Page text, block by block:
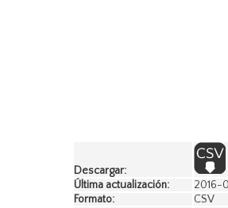
Descargar:
Última actualización:
2016-
Formato:
CSV